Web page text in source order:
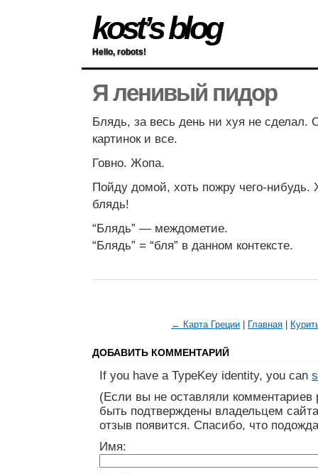
kost’s blog
Hello, robots!
Я ленивый пидор
Блядь, за весь день ни хуя не сделал.
картинок и все.
Говно. Жопа.
Пойду домой, хоть пожру чего-нибудь.
блядь!
“Блядь” — междометие.
“Блядь” = “бля” в данном контексте.
← Карта Греции Главная
ДОБАВИТЬ КОММЕНТАРИЙ
If you have a TypeKey identity, you can
(Если вы не оставляли
быть подтверждены владельцем
отзыв появится. Спасибо, что
Имя: